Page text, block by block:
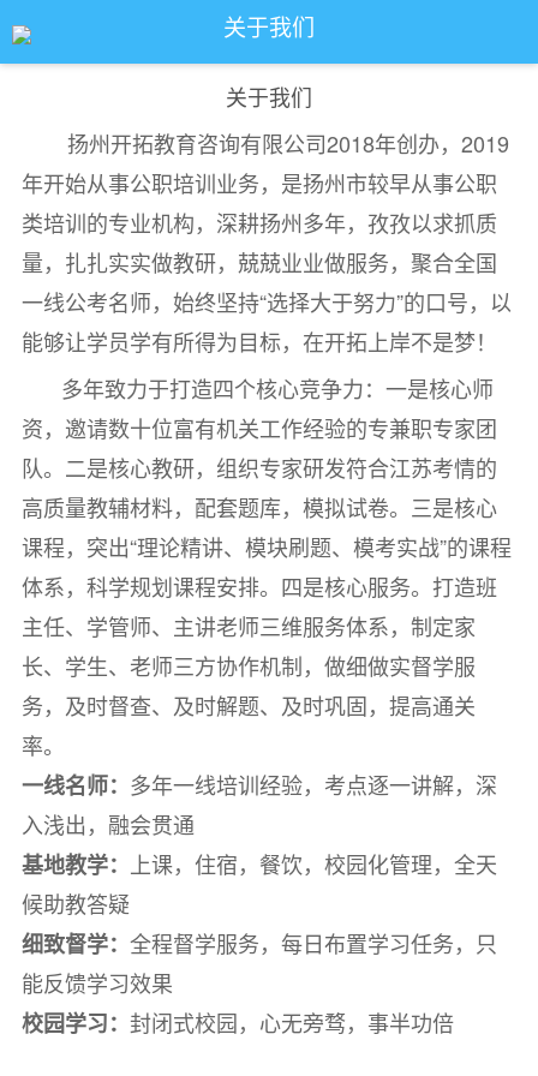
关于我们
关于我们
扬州开拓教育咨询有限公司2018年创办，2019
年开始从事公职培训业务，是扬州市较早从事公职
类培训的专业机构，深耕扬州多年，孜孜以求抓质
量，扎扎实实做教研，兢兢业业做服务，聚合全国
一线公考名师，始终坚持“选择大于努力”的口号，以
能够让学员学有所得为目标，在开拓上岸不是梦！
多年致力于打造四个核心竞争力：一是核心师
资，邀请数十位富有机关工作经验的专兼职专家团
队。二是核心教研，组织专家研发符合江苏考情的
高质量教辅材料，配套题库，模拟试卷。三是核心
课程，突出“理论精讲、模块刷题、模考实战”的课程
体系，科学规划课程安排。四是核心服务。打造班
主任、学管师、主讲老师三维服务体系，制定家
长、学生、老师三方协作机制，做细做实督学服
务，及时督查、及时解题、及时巩固，提高通关
率。
一线名师： 多年一线培训经验，考点逐一讲解，深
入浅出，融会贯通
基地教学： 上课，住宿，餐饮，校园化管理，全天
候助教答疑
细致督学： 全程督学服务，每日布置学习任务，只
能反馈学习效果
校园学习： 封闭式校园，心无旁骛，事半功倍